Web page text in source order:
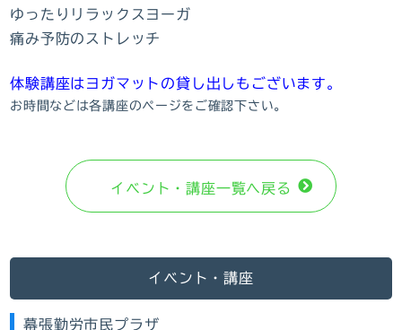
ゆったりリラックスヨーガ
痛み予防のストレッチ
体験講座はヨガマットの貸し出しもございます。
お時間などは各講座のページをご確認下さい。
イベント・講座⼀覧へ戻る
イベント・講座
幕張勤労市民プラザ